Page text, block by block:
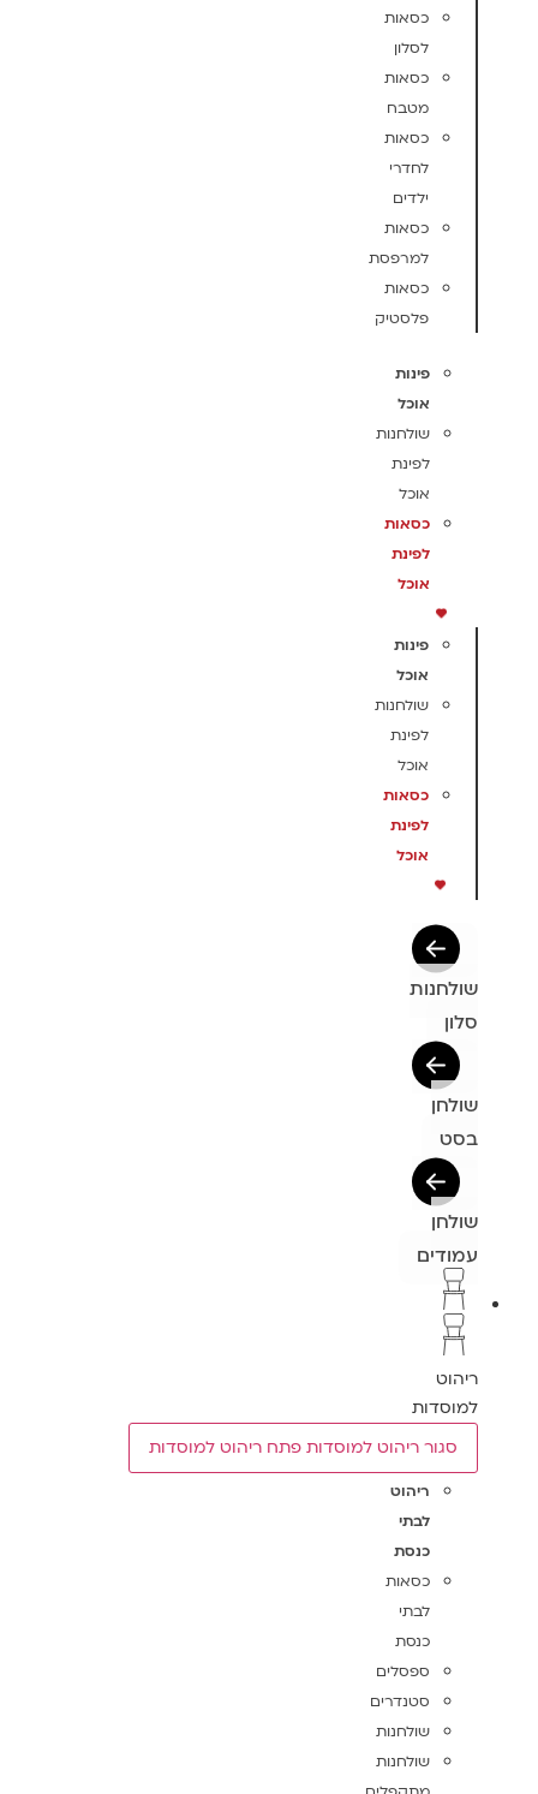
כסאות
לסלון
כסאות
מטבח
כסאות
לחדרי
ילדים
כסאות
למרפסת
כסאות
פלסטיק
פינות
אוכל
שולחנות
לפינת
אוכל
כסאות
לפינת
אוכל
פינות
אוכל
שולחנות
לפינת
אוכל
כסאות
לפינת
אוכל
שולחנות
סלון
שולחן
בסט
שולחן
עמודים
ריהוט
למוסדות
סגור ריהוט למוסדות פתח ריהוט למוסדות
ריהוט
לבתי
כנסת
כסאות
לבתי
כנסת
ספסלים
סטנדרים
שולחנות
שולחנות